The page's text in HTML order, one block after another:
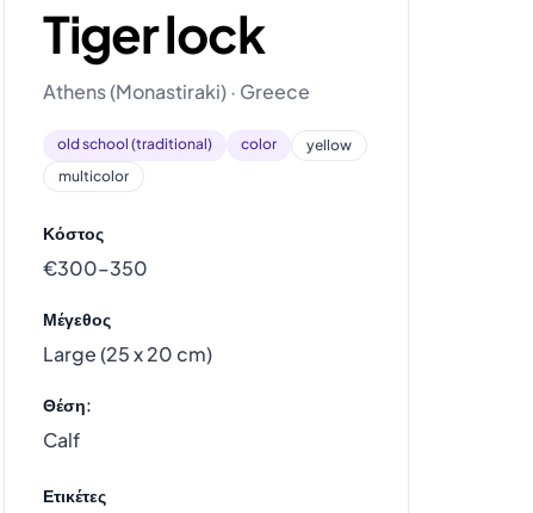
Tiger lock
Athens (Monastiraki) · Greece
old school (traditional) color
yellow
multicolor
Κόστος
€300–350
Μέγεθος
Large (25 x 20 cm)
Θέση:
Calf
Ετικέτες